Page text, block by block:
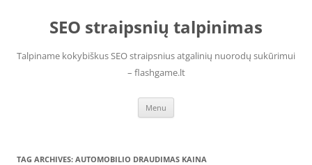
contentSEO straipsnių talpinimas
Talpiname kokybiškus SEO straipsnius atgalinių nuorodų sukūrimui
– flashgame.lt
Menu
TAG ARCHIVES: AUTOMOBILIO DRAUDIMAS KAINA